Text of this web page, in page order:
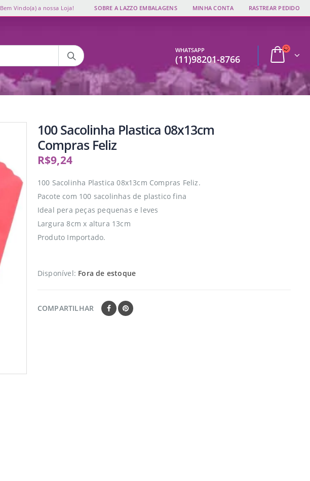
Bem Vindo(a) a nossa Loja! SOBRE A LAZZO EMBALAGENS MINHA CONTA RASTREAR PEDIDO
WHATSAPP
(11)98201-8766
100 Sacolinha Plastica 08x13cm
Compras Feliz
R$9,24
100 Sacolinha Plastica 08x13cm Compras Feliz.
Pacote com 100 sacolinhas de plastico fina
Ideal pera peças pequenas e leves
Largura 8cm x altura 13cm
Produto Importado.
Disponível: Fora de estoque
COMPARTILHAR